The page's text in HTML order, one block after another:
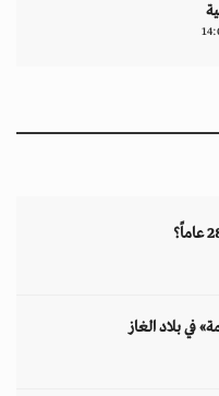
في بلاد الغاز